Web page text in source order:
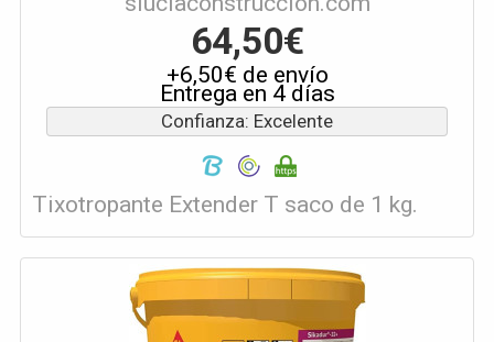
64,50€
+6,50€ de envío
Entrega en 4 días
Confianza: Excelente
Tixotropante Extender T saco de 1 kg.